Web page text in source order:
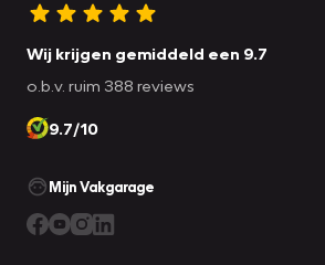
Wij krijgen gemiddeld een 9.7
o.b.v. ruim 388 reviews
9.7/10
Mijn Vakgarage